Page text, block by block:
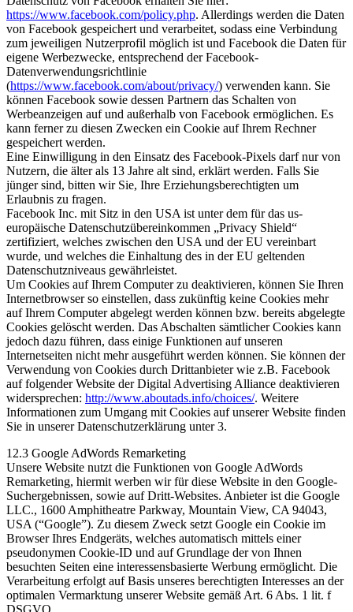
https://www.facebook.com/policy.php. Allerdings werden die Daten
von Facebook gespeichert und verarbeitet, sodass eine Verbindung
zum jeweiligen Nutzerprofil möglich ist und Facebook die Daten für
eigene Werbezwecke, entsprechend der Facebook-
Datenverwendungsrichtlinie
(https://www.facebook.com/about/privacy/) verwenden kann. Sie
können Facebook sowie dessen Partnern das Schalten von
Werbeanzeigen auf und außerhalb von Facebook ermöglichen. Es
kann ferner zu diesen Zwecken ein Cookie auf Ihrem Rechner
gespeichert werden.
Eine Einwilligung in den Einsatz des Facebook-Pixels darf nur von
Nutzern, die älter als 13 Jahre alt sind, erklärt werden. Falls Sie
jünger sind, bitten wir Sie, Ihre Erziehungsberechtigten um
Erlaubnis zu fragen.
Facebook Inc. mit Sitz in den USA ist unter dem für das us-
europäische Datenschutzübereinkommen „Privacy Shield“
zertifiziert, welches zwischen den USA und der EU vereinbart
wurde, und welches die Einhaltung des in der EU geltenden
Datenschutzniveaus gewährleistet.
Um Cookies auf Ihrem Computer zu deaktivieren, können Sie Ihren
Internetbrowser so einstellen, dass zukünftig keine Cookies mehr
auf Ihrem Computer abgelegt werden können bzw. bereits abgelegte
Cookies gelöscht werden. Das Abschalten sämtlicher Cookies kann
jedoch dazu führen, dass einige Funktionen auf unseren
Internetseiten nicht mehr ausgeführt werden können. Sie können der
Verwendung von Cookies durch Drittanbieter wie z.B. Facebook
auf folgender Website der Digital Advertising Alliance deaktivieren
widersprechen: http://www.aboutads.info/choices/. Weitere
Informationen zum Umgang mit Cookies auf unserer Website finden
Sie in unserer Datenschutzerklärung unter 3.
12.3 Google AdWords Remarketing
Unsere Website nutzt die Funktionen von Google AdWords
Remarketing, hiermit werben wir für diese Website in den Google-
Suchergebnissen, sowie auf Dritt-Websites. Anbieter ist die Google
LLC., 1600 Amphitheatre Parkway, Mountain View, CA 94043,
USA (“Google”). Zu diesem Zweck setzt Google ein Cookie im
Browser Ihres Endgeräts, welches automatisch mittels einer
pseudonymen Cookie-ID und auf Grundlage der von Ihnen
besuchten Seiten eine interessensbasierte Werbung ermöglicht. Die
Verarbeitung erfolgt auf Basis unseres berechtigten Interesses an der
optimalen Vermarktung unserer Website gemäß Art. 6 Abs. 1 lit. f
DSGVO.